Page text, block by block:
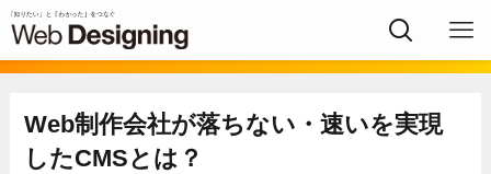
Web制作会社が落ちない・速いを実現
したCMSとは？